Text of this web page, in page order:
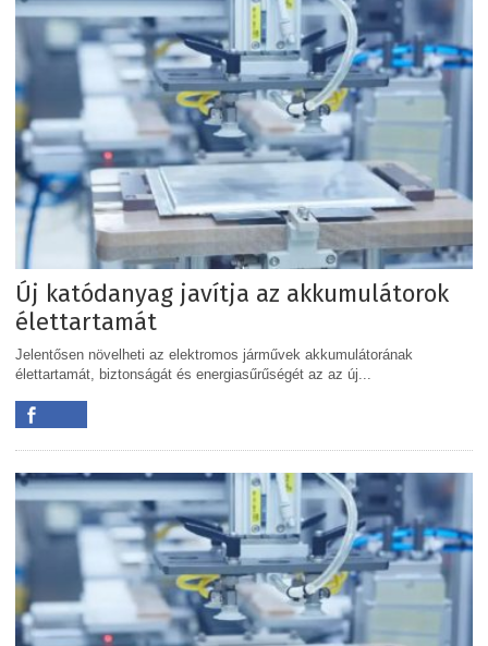
Új katódanyag javítja az akkumulátorok
élettartamát
Jelentősen növelheti az elektromos járművek akkumulátorának
élettartamát, biztonságát és energiasűrűségét az az új...